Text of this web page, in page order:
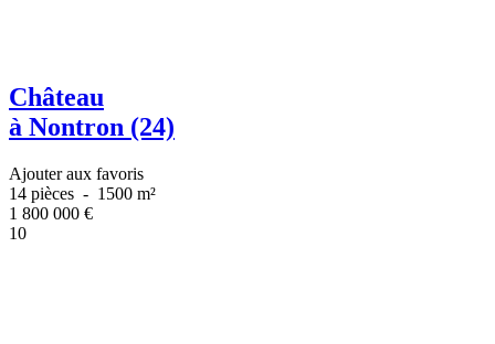
Château
à Nontron (24)
Ajouter aux favoris
14 pièces - 1500 m²
1 800 000 €
10